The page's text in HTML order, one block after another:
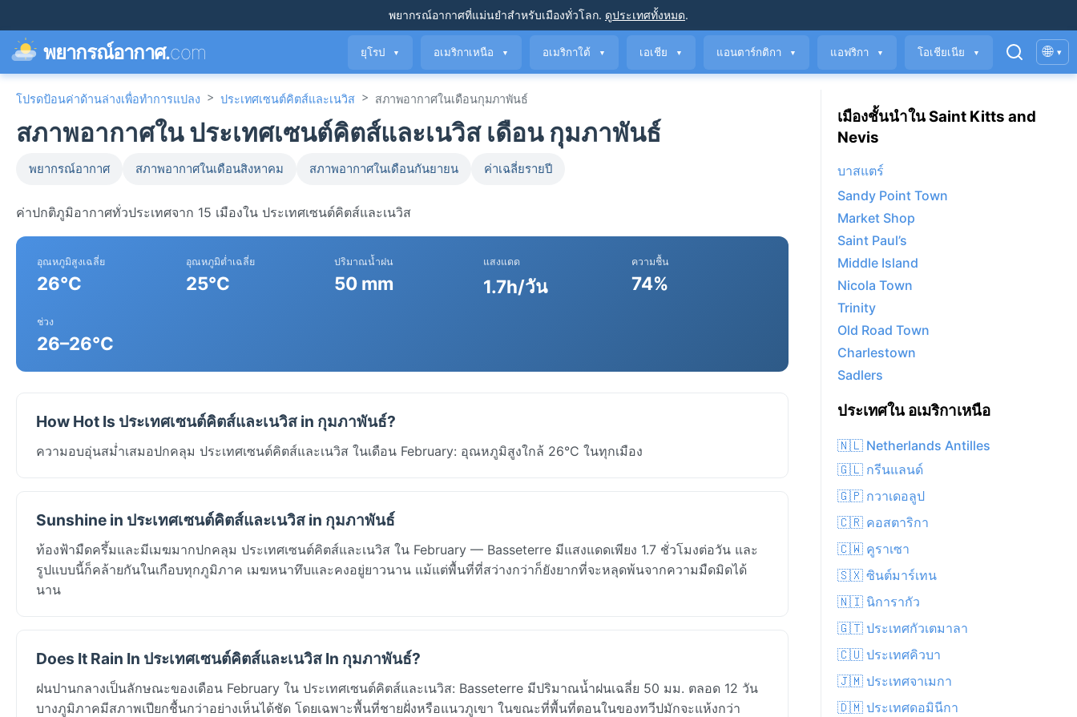
พยากรณ์อากาศที่แม่นยำสำหรับเมืองทั่วโลก. ดูประเทศทั้งหมด.
พยากรณ์อากาศ.com ยุโรป ▼ อเมริกาเหนือ ▼ อเมริกาใต้ ▼ เอเชีย ▼ แอนตาร์กติกา ▼ แอฟริกา ▼ โอเชียเนีย ▼ 🌐 ▾
โปรดป้อนค่าด้านล่างเพื่อทำการแปลง > ประเทศเซนต์คิตส์และเนวิส > สภาพอากาศในเดือนกุมภาพันธ์
สภาพอากาศใน ประเทศเซนต์คิตส์และเนวิส เดือน กุมภาพันธ์
พยากรณ์อากาศ สภาพอากาศในเดือนสิงหาคม สภาพอากาศในเดือนกันยายน ค่าเฉลี่ยรายปี
ค่าปกติภูมิอากาศทั่วประเทศจาก 15 เมืองใน ประเทศเซนต์คิตส์และเนวิส
อุณหภูมิสูงเฉลี่ย
26°C
อุณหภูมิต่ำเฉลี่ย
25°C
ปริมาณน้ำฝน
50 mm
แสงแดด
1.7h/วัน
ความชื้น
74%
ช่วง
26–26°C
How Hot Is ประเทศเซนต์คิตส์และเนวิส in กุมภาพันธ์?
ความอบอุ่นสม่ำเสมอปกคลุม ประเทศเซนต์คิตส์และเนวิส ในเดือน February: อุณหภูมิสูงใกล้ 26°C ในทุกเมือง
Sunshine in ประเทศเซนต์คิตส์และเนวิส in กุมภาพันธ์
ท้องฟ้ามืดครึ้มและมีเมฆมากปกคลุม ประเทศเซนต์คิตส์และเนวิส ใน February — Basseterre มีแสงแดดเพียง 1.7 ชั่วโมงต่อวัน และ
รูปแบบนี้ก็คล้ายกันในเกือบทุกภูมิภาค เมฆหนาทึบและคงอยู่ยาวนาน แม้แต่พื้นที่ที่สว่างกว่าก็ยังยากที่จะหลุดพ้นจากความมืดมิดได้
นาน
Does It Rain In ประเทศเซนต์คิตส์และเนวิส In กุมภาพันธ์?
ฝนปานกลางเป็นลักษณะของเดือน February ใน ประเทศเซนต์คิตส์และเนวิส: Basseterre มีปริมาณน้ำฝนเฉลี่ย 50 มม. ตลอด 12 วัน
บางภูมิภาคมีสภาพเปียกชื้นกว่าอย่างเห็นได้ชัด โดยเฉพาะพื้นที่ชายฝั่งหรือแนวภูเขา ในขณะที่พื้นที่ตอนในของทวีปมักจะแห้งกว่า
เมืองชั้นนำใน Saint Kitts and
Nevis
บาสแตร์
Sandy Point Town
Market Shop
Saint Paul’s
Middle Island
Nicola Town
Trinity
Old Road Town
Charlestown
Sadlers
ประเทศใน อเมริกาเหนือ
🇳🇱 Netherlands Antilles
🇬🇱 กรีนแลนด์
🇬🇵 กวาเดอลูป
🇨🇷 คอสตาริกา
🇨🇼 คูราเซา
🇸🇽 ซินต์มาร์เทน
🇳🇮 นิการากัว
🇬🇹 ประเทศกัวเตมาลา
🇨🇺 ประเทศคิวบา
🇯🇲 ประเทศจาเมกา
🇩🇲 ประเทศดอมินีกา